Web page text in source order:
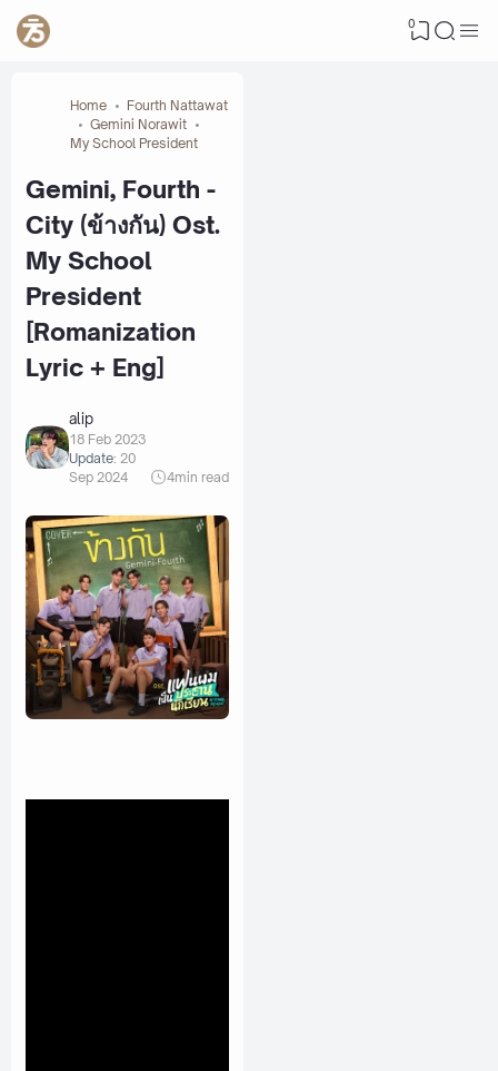
0
Home
Fourth Nattawat
Gemini Norawit
My School President
Gemini, Fourth -
City (ข้างกัน) Ost.
My School
President
[Romanization
Lyric + Eng]
alip
18 Feb 2023
Update: 20
Sep 2024
4min read